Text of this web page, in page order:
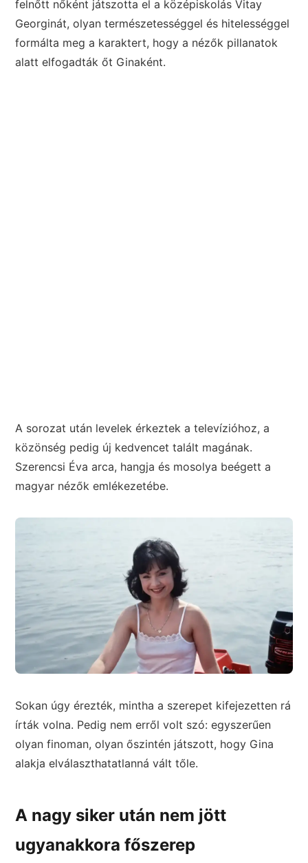
felnőtt nőként játszotta el a középiskolás Vitay
Georginát, olyan természetességgel és hitelességgel
formálta meg a karaktert, hogy a nézők pillanatok
alatt elfogadták őt Ginaként.
A sorozat után levelek érkeztek a televízióhoz, a
közönség pedig új kedvencet talált magának.
Szerencsi Éva arca, hangja és mosolya beégett a
magyar nézők emlékezetébe.
Sokan úgy érezték, mintha a szerepet kifejezetten rá
írták volna. Pedig nem erről volt szó: egyszerűen
olyan finoman, olyan őszintén játszott, hogy Gina
alakja elválaszthatatlanná vált tőle.
A nagy siker után nem jött
ugyanakkora főszerep